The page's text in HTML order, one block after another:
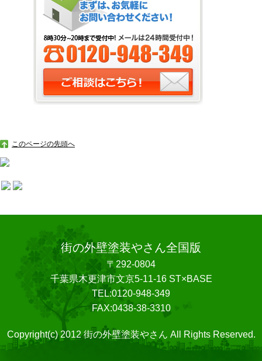
このページの先頭へ
街の外壁塗装やさん全国版
〒292-0804
千葉県木更津市文京5-11-16 ST×BASE
TEL:0120-948-349
FAX:0438-38-3310
Copyright(c) 2012 街の外壁塗装やさん All Rights Reserved.